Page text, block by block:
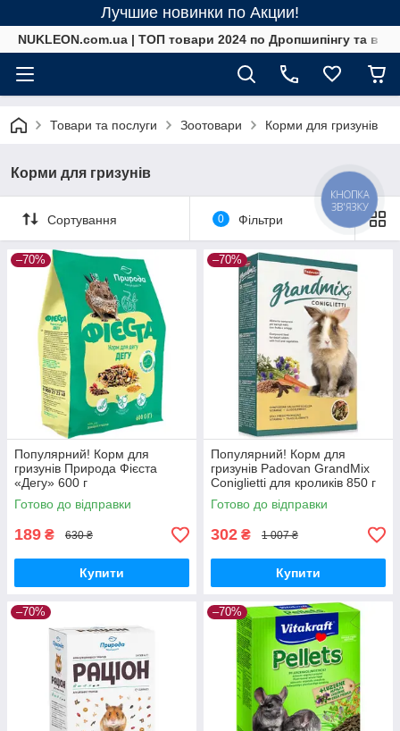
Лучшие новинки по Акции!
NUKLEON.com.ua | ТОП товари 2024 по Дропшипінгу та в
Товари та послуги Зоотовари Корми для гризунів
Корми для гризунів
Сортування 0 Фільтри
–70%
Популярний! Корм для
гризунів Природа Фієста
«Дегу» 600 г
(4823082413782) - Краща
якість тільки на
Готово до відправки
189 ₴ 630 ₴
Купити
–70%
Популярний! Корм для
гризунів Padovan GrandMix
Coniglietti для кроликів 850 г
(8001254001890) - Краща
якість тільки на
Готово до відправки
302 ₴ 1 007 ₴
Купити
–70% –70%
КНОПКА
ЗВ'ЯЗКУ